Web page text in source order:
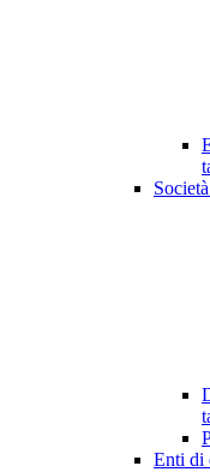
Enti di